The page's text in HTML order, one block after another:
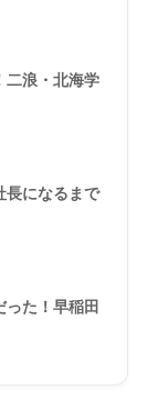
二浪・北海学
長になるまで
った！早稲田